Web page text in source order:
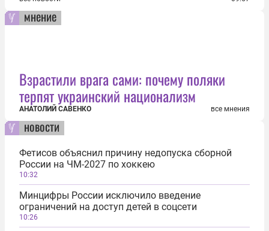
мнение
Взрастили врага сами: почему поляки
терпят украинский национализм
АНАТОЛИЙ САВЕНКО все мнения
новости
Фетисов объяснил причину недопуска сборной
России на ЧМ-2027 по хоккею
10:32
Минцифры России исключило введение
ограничений на доступ детей в соцсети
10:26